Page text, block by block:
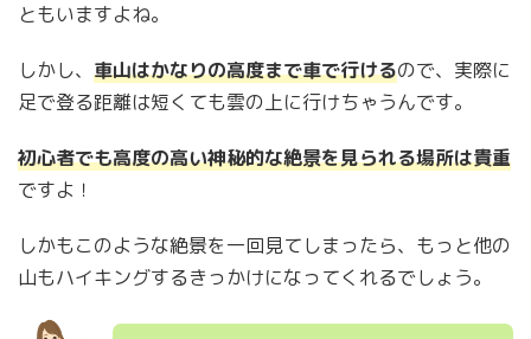
ともいますよね。
しかし、 車山はかなりの高度まで車で行けるので、実際に
足で登る距離は短くても雲の上に行けちゃうんです。
初心者でも高度の高い神秘的な絶景を見られる場所は貴重
ですよ！
しかもこのような絶景を一回見てしまったら、もっと他の
山もハイキングするきっかけになってくれるでしょう。